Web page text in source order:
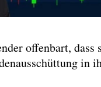
offenbart, dass
in